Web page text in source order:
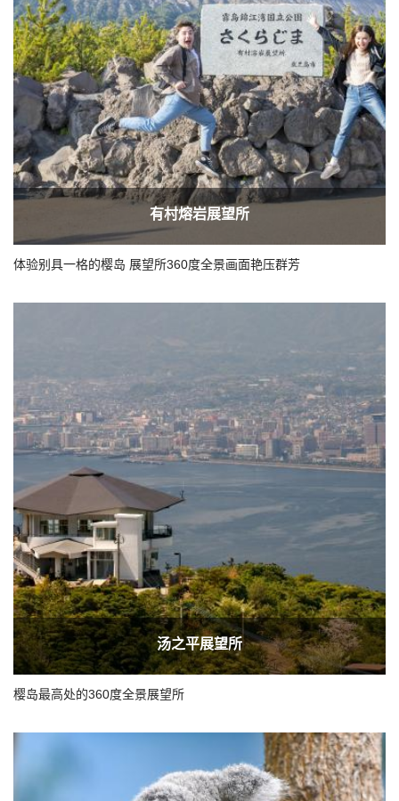
有村熔岩展望所
体验别具一格的樱岛 展望所360度全景画面艳压群芳
汤之平展望所
樱岛最高处的360度全景展望所